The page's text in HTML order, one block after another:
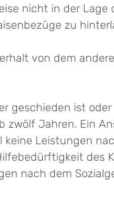
nicht in der Lage
zu
von dem
geschieden ist
zwölf Jahren. Ein
Leistungen
des
nach dem